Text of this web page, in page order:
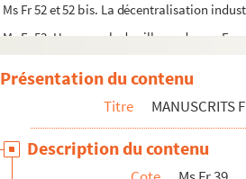
Ms Fr 52 et 52 bis. La décentralisation
Ms Fr 53. Un exemple de ville moderne :
Ms Fr 57. Les pauvres à Evreux à la fin du
Présentation du contenu
Titre MANUSCRITS
Description du contenu